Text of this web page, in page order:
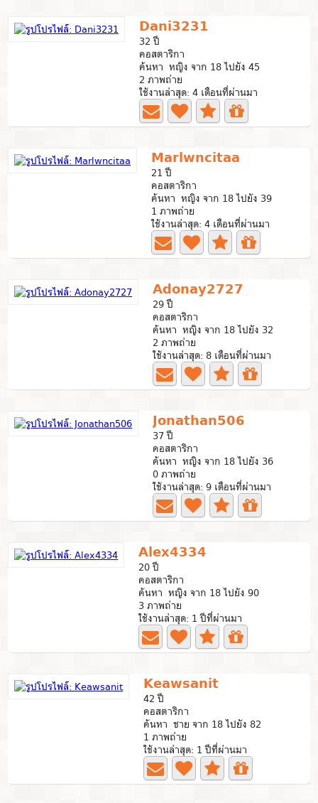
Dani3231
32 ปี
คอสตาริกา
ค้นหา หญิง จาก 18 ไปยัง 45
2 ภาพถ่าย
ใช้งานล่าสุด: 4 เดือนที่ผ่านมา
Marlwncitaa
21 ปี
คอสตาริกา
ค้นหา หญิง จาก 18 ไปยัง 39
1 ภาพถ่าย
ใช้งานล่าสุด: 4 เดือนที่ผ่านมา
Adonay2727
29 ปี
คอสตาริกา
ค้นหา หญิง จาก 18 ไปยัง 32
2 ภาพถ่าย
ใช้งานล่าสุด: 8 เดือนที่ผ่านมา
Jonathan506
37 ปี
คอสตาริกา
ค้นหา หญิง จาก 18 ไปยัง 36
0 ภาพถ่าย
ใช้งานล่าสุด: 9 เดือนที่ผ่านมา
Alex4334
20 ปี
คอสตาริกา
ค้นหา หญิง จาก 18 ไปยัง 90
3 ภาพถ่าย
ใช้งานล่าสุด: 1 ปีที่ผ่านมา
Keawsanit
42 ปี
คอสตาริกา
ค้นหา ชาย จาก 18 ไปยัง 82
1 ภาพถ่าย
ใช้งานล่าสุด: 1 ปีที่ผ่านมา